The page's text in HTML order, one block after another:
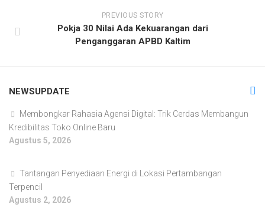
PREVIOUS STORY
Pokja 30 Nilai Ada Kekuarangan dari
Penganggaran APBD Kaltim
NEWSUPDATE
Membongkar Rahasia Agensi Digital: Trik Cerdas Membangun
Kredibilitas Toko Online Baru
Agustus 5, 2026
Tantangan Penyediaan Energi di Lokasi Pertambangan
Terpencil
Agustus 2, 2026